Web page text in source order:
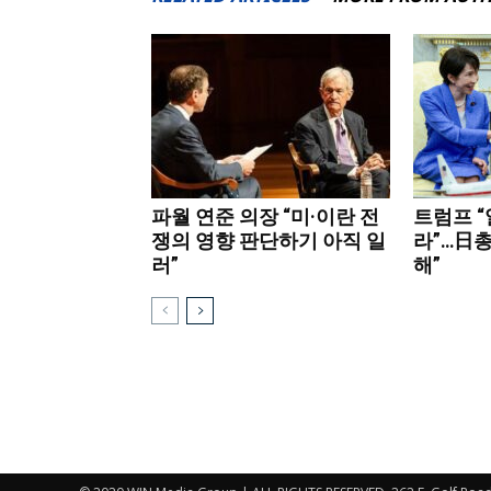
파월 연준 의장 “미·이란 전
쟁의 영향 판단하기 아직 일
러”
트럼프
라”…日
해”